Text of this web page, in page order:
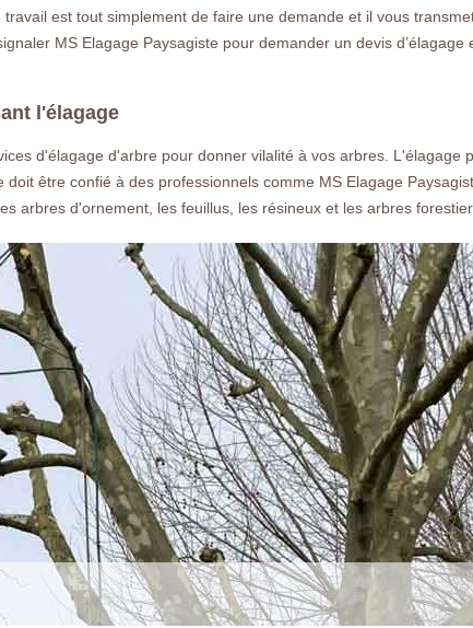
est tout simplement de faire une demande et il vous
MS Elagage Paysagiste pour demander un devis
l'élagage
d'élagage d'arbre pour donner vilalité à vos arbres.
être confié à des professionnels comme MS Elagage
arbres d'ornement, les feuillus, les résineux et les arbres